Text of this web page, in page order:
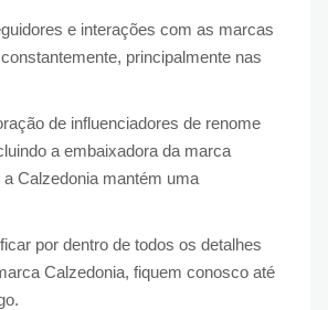
e interações com as marcas
principalmente nas
de influenciadores de renome
a embaixadora da marca
Calzedonia mantém uma
por dentro de todos os detalhes
Calzedonia, fiquem conosco até